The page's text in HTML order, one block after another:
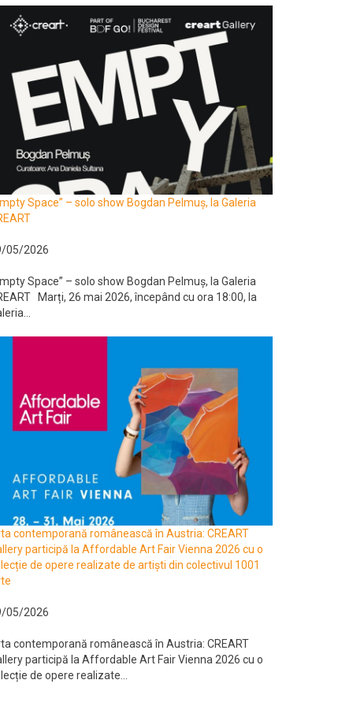
Space” – solo show Bogdan Pelmuș, la Galeria
05/2026
Space” – solo show Bogdan Pelmuș, la Galeria
Marți, 26 mai 2026, începând cu ora 18:00, la
contemporană românească în Austria: CREART
participă la Affordable Art Fair Vienna 2026 cu o
de opere realizate de artiști din colectivul 1001
05/2026
contemporană românească în Austria: CREART
participă la Affordable Art Fair Vienna 2026 cu o
de opere realizate...